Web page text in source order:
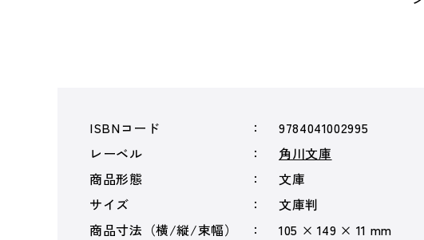
ISBNコード
9784041002995
レーベル
角川文庫
商品形態
文庫
サイズ
文庫判
商品寸法（横/縦/束幅）
105 × 149 × 11 mm